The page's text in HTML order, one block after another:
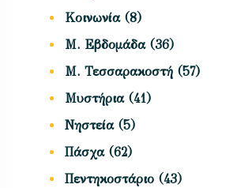
Κοινωνία(8)
Μ. Εβδομάδα(36)
Μ. Τεσσαρακοστή (57)
Μυστήρια(41)
Νηστεία(5)
Πάσχα(62)
Πεντηκοστάριο (43)